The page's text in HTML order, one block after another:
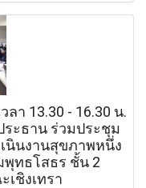
า 13.30 - 16.30 น.
ะธาน ร่วมประชุม
นินงานสุขภาพหนึ่ง
พุทธโสธร ชั้น 2
ชิงเทรา